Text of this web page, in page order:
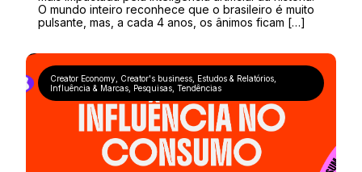
O mundo inteiro reconhece que o brasileiro é muito
pulsante, mas, a cada 4 anos, os ânimos ficam […]
Creator Economy Creator's business Estudos & Relatórios
Influência & Marcas Pesquisas ,Tendências